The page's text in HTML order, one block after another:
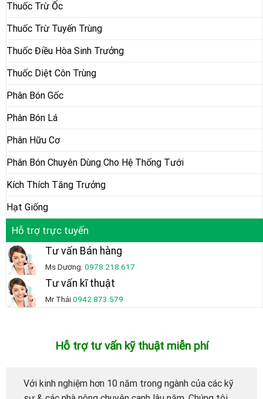
Thuốc Trừ Ốc
Thuốc Trừ Tuyến Trùng
Thuốc Điều Hòa Sinh Trưởng
Thuốc Diệt Côn Trùng
Phân Bón Gốc
Phân Bón Lá
Phân Hữu Cơ
Phân Bón Chuyên Dùng Cho Hệ Thống Tưới
Kích Thích Tăng Trưởng
Hạt Giống
Hỗ trợ trực tuyến
Tư vấn Bán hàng
Ms Dương: 0978.218.617
Tư vấn kĩ thuật
Mr Thái0942.873.579
Hỗ trợ tư vấn kỹ thuật miễn phí
Với kinh nghiệm hơn 10 năm trong ngành của các kỹ